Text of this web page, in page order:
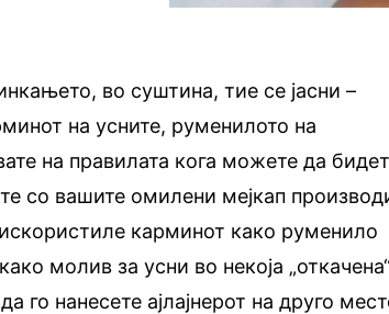
во суштина, тие се јасни –
на усните, руменилото на
на правилата кога можете да
со вашите омилени мејкап
карминот како руменило
молив за усни во некоја
го нанесете ајлајнерот на друго